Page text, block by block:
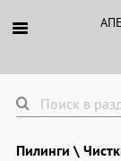
Пилинги \